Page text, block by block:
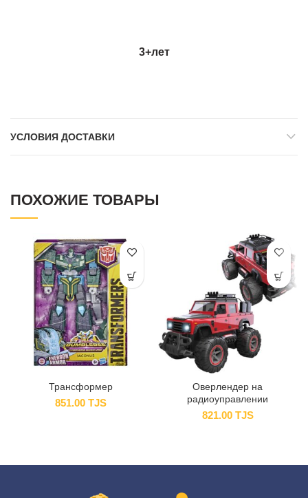
3+лет
УСЛОВИЯ ДОСТАВКИ
ПОХОЖИЕ ТОВАРЫ
Трансформер
851.00 TJS
Оверлендер на
радиоуправлении
821.00 TJS